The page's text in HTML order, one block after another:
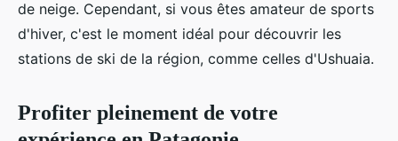
de neige. Cependant, si vous êtes amateur de sports
d'hiver, c'est le moment idéal pour découvrir les
stations de ski de la région, comme celles d'Ushuaia.
Profiter pleinement de votre